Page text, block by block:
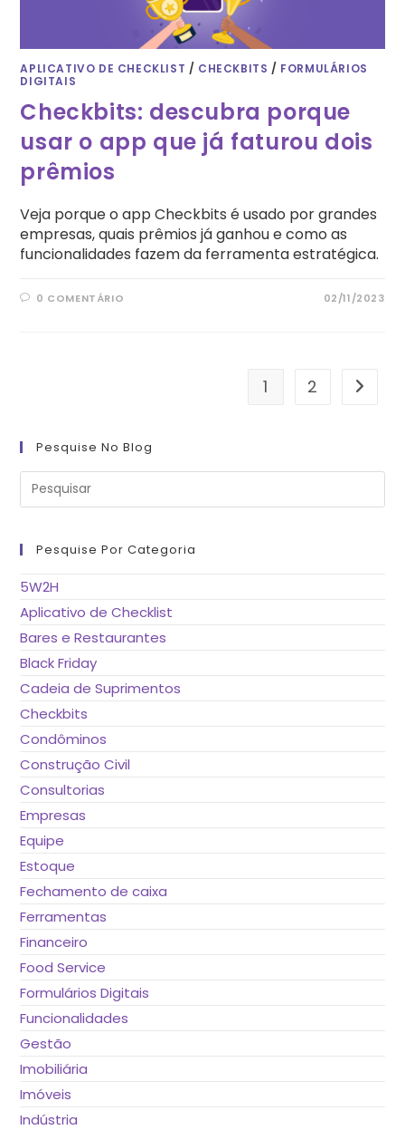
APLICATIVO DE CHECKLIST / CHECKBITS / FORMULÁRIOS
DIGITAIS
Checkbits: descubra porque
usar o app que já faturou dois
prêmios
Veja porque o app Checkbits é usado por grandes
empresas, quais prêmios já ganhou e como as
funcionalidades fazem da ferramenta estratégica.
0 COMENTÁRIO 02/11/2023
1 2 Ir para
Pesquise No Blog
Pesquise Por Categoria
5W2H
Aplicativo de Checklist
Bares e Restaurantes
Black Friday
Cadeia de Suprimentos
Checkbits
Condôminos
Construção Civil
Consultorias
Empresas
Equipe
Estoque
Fechamento de caixa
Ferramentas
Financeiro
Food Service
Formulários Digitais
Funcionalidades
Gestão
Imobiliária
Imóveis
Indústria